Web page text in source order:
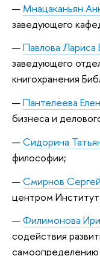
Мнацаканьян
заведующего
Павлова Лариса
заведующего
книгохранения
Пантелеева
бизнеса и
Сидорина
философии;
Смирнов
центром
Филимонова
содействия
самоопределению